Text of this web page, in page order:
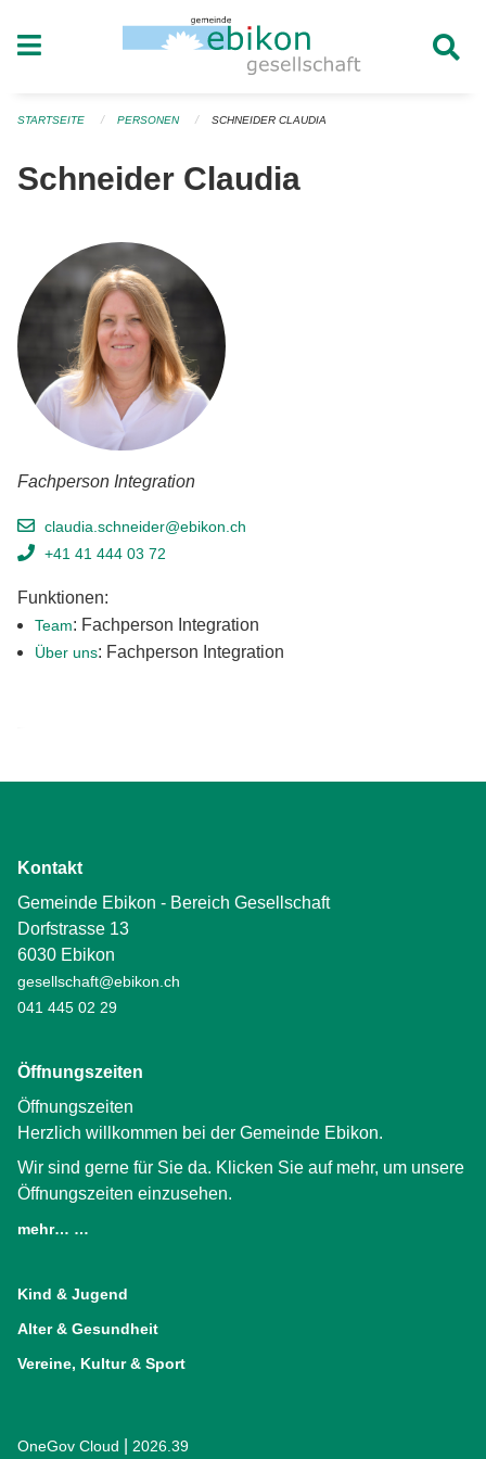
STARTSEITE PERSONEN SCHNEIDER CLAUDIA
Schneider Claudia
Fachperson Integration
claudia.schneider@ebikon.ch
+41 41 444 03 72
Funktionen:
Team: Fachperson Integration
Über uns: Fachperson Integration
Kontakt
Gemeinde Ebikon - Bereich Gesellschaft
Dorfstrasse 13
6030 Ebikon
gesellschaft@ebikon.ch
041 445 02 29
Öffnungszeiten
Öffnungszeiten
Herzlich willkommen bei der Gemeinde Ebikon.
Wir sind gerne für Sie da. Klicken Sie auf mehr, um unsere
Öffnungszeiten einzusehen.
mehr… …
Kind & Jugend
Alter & Gesundheit
Vereine, Kultur & Sport
OneGov Cloud (External Link)
2026.39